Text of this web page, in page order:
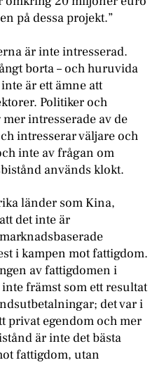
på dessa projekt.”
är inte intresserad.
borta – och huruvida
är ett ämne att
Politiker och
intresserade av de
intresserar väljare och
inte av frågan om
används klokt.
länder som Kina,
det inte är
i kampen mot fattigdom.
av fattigdomen i
främst som ett resultat
det var i
privat egendom och mer
är inte det bästa
fattigdom, utan